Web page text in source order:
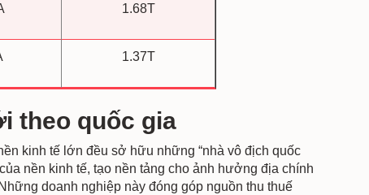
1.68T
1.37T
theo quốc gia
kinh tế lớn đều sở hữu những “nhà vô địch quốc
nền kinh tế, tạo nền tảng cho ảnh hưởng địa chính
doanh nghiệp này đóng góp nguồn thu thuế